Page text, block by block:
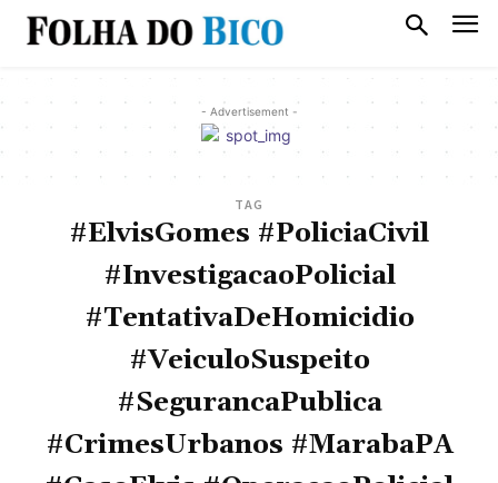
- Advertisement -
TAG
#ElvisGomes #PoliciaCivil
#InvestigacaoPolicial
#TentativaDeHomicidio
#VeiculoSuspeito
#SegurancaPublica
#CrimesUrbanos #MarabaPA